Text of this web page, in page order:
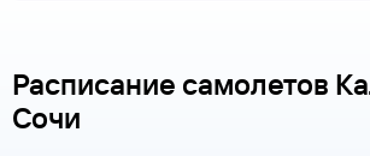
Расписание самолетов
Сочи